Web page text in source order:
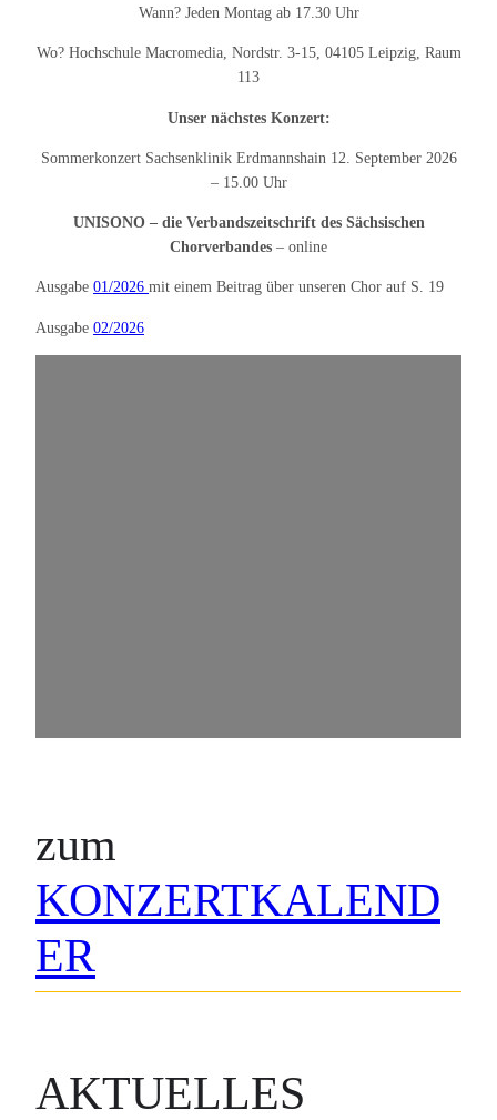
Wann? Jeden Montag ab 17.30 Uhr
Wo? Hochschule Macromedia, Nordstr. 3-15, 04105 Leipzig, Raum
113
Unser nächstes Konzert:
Sommerkonzert Sachsenklinik Erdmannshain 12. September 2026
– 15.00 Uhr
UNISONO – die Verbandszeitschrift des Sächsischen
Chorverbandes – online
Ausgabe 01/2026 mit einem Beitrag über unseren Chor auf S. 19
Ausgabe 02/2026
zum
KONZERTKALEND
ER
AKTUELLES